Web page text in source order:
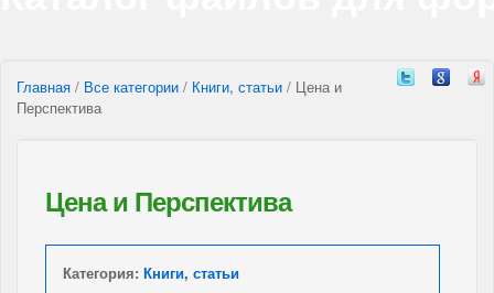
Главная / Все категории / Книги, статьи / Цена и
Перспектива
Цена и Перспектива
Категория: Книги, статьи